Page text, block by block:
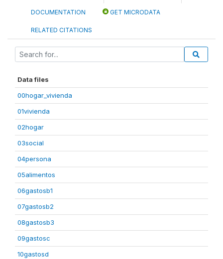
DOCUMENTATION GET MICRODATA
RELATED CITATIONS
Data files
00hogar_vivienda
01vivienda
02hogar
03social
04persona
05alimentos
06gastosb1
07gastosb2
08gastosb3
09gastosc
10gastosd